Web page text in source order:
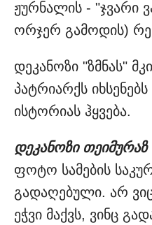
ჟურნალის - "ჯვარი
ორჯერ გამოდის)
დეკანოზი "ზმნას"
პატრიარქს
ისტორიას ჰყვება.
დეკანოზი
ფოტო სამების
გადაღებული. არ
ეჭვი მაქვს, ვინც